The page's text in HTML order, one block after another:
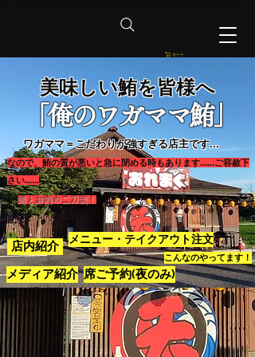
カート
「俺のワガママ鮪」
ワガママ＝こだわりが強すぎる店主です...
​美味しい鮪を皆様へ
​なので、鮪の質が悪いと急に閉める時もあります......ご容赦下
さい......
店内紹介
こんなのやってます！
メディア紹介
鮪とお肉の二刀流！
メニュー・テイクアウト注文
席ご予約(夜のみ)